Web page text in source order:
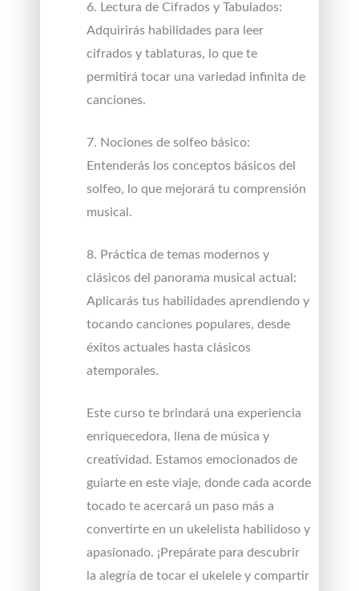
6. Lectura de Cifrados y Tabulados:
Adquirirás habilidades para leer
cifrados y tablaturas, lo que te
permitirá tocar una variedad infinita de
canciones.
7. Nociones de solfeo básico:
Entenderás los conceptos básicos del
solfeo, lo que mejorará tu comprensión
musical.
8. Práctica de temas modernos y
clásicos del panorama musical actual:
Aplicarás tus habilidades aprendiendo y
tocando canciones populares, desde
éxitos actuales hasta clásicos
atemporales.
Este curso te brindará una experiencia
enriquecedora, llena de música y
creatividad. Estamos emocionados de
guiarte en este viaje, donde cada acorde
tocado te acercará un paso más a
convertirte en un ukelelista habilidoso y
apasionado. ¡Prepárate para descubrir
la alegría de tocar el ukelele y compartir